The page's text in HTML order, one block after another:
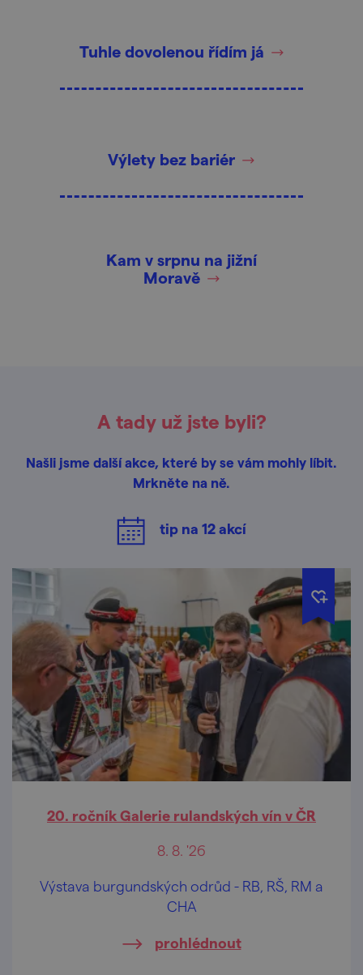
Tuhle dovolenou řídím já
Výlety bez bariér
Kam v srpnu na jižní
Moravě
A tady už jste byli?
Našli jsme další akce, které by se vám mohly líbit.
Mrkněte na ně.
tip na 12akcí
20. ročník Galerie rulandských vín v ČR
8. 8. '26
Výstava burgundských odrůd - RB, RŠ, RM a
CHA
prohlédnout